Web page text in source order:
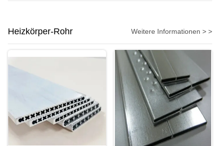
Heizkörper-Rohr Weitere Informationen > >